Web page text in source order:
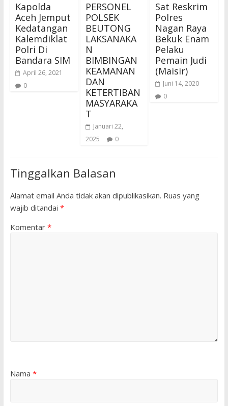
Kapolda
Aceh Jemput
Kedatangan
Kalemdiklat
Polri Di
Bandara SIM
April 26, 2021
0
PERSONEL
POLSEK
BEUTONG
LAKSANAKA
N
BIMBINGAN
KEAMANAN
DAN
KETERTIBAN
MASYARAKA
T
Januari 22,
2025
0
Sat Reskrim
Polres
Nagan Raya
Bekuk Enam
Pelaku
Pemain Judi
(Maisir)
Juni 14, 2020
0
Tinggalkan Balasan
Alamat email Anda tidak akan dipublikasikan. Ruas yang
wajib ditandai *
Komentar *
Nama *